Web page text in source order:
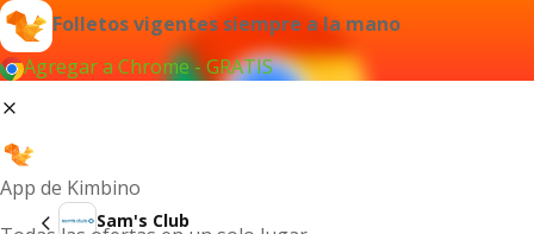
Folletos vigentes siempre a la mano
Agregar a Chrome - GRATIS
App de Kimbino
Sam's Club